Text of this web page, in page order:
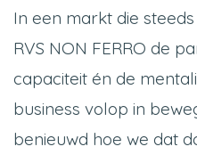
In een markt die
RVS NON FERRO de
capaciteit én de
business volop in
benieuwd hoe we dat